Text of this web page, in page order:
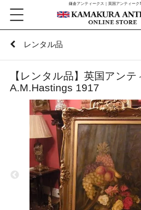
鎌倉アンティークス｜英国アンティーク
レンタル品
【レンタル品】英国アン
A.M.Hastings 1917